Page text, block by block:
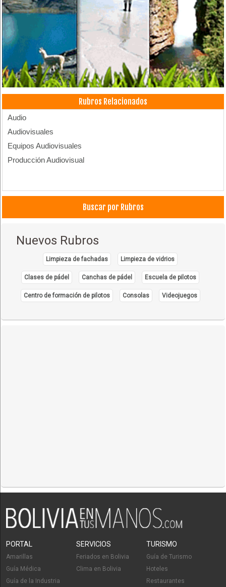
Rubros Relacionados
Audio
Audiovisuales
Equipos Audiovisuales
Producción Audiovisual
Buscar por Rubros
Nuevos Rubros
Limpieza de fachadas Limpieza de vidrios
Clases de pádel Canchas de pádel Escuela de pilotos
Centro de formación de pilotos Consolas Videojuegos
PORTAL
Amarillas
Guía Médica
Guía de la Industria
SERVICIOS
Feriados en Bolivia
Clima en Bolivia
TURISMO
Guía de Turismo
Hoteles
Restaurantes